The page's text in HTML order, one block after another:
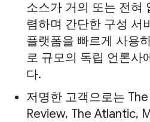
소스가 거의 또는 전혀
렴하며 간단한 구성 서
플랫폼을 빠르게 사용
로 규모의 독립 언론사
다.
저명한 고객으로는
Review, The Atlantic,